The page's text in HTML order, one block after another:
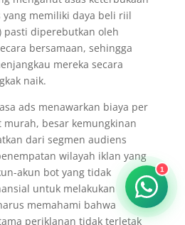
memiliki daya beli riil
pasti diperebutkan oleh
bersamaan, sehingga
mereka secara
naik.
ads menawarkan biaya per
murah, besar kemungkinan
dari segmen audiens
wilayah iklan yang
akun bot yang tidak
untuk melakukan
memahami bahwa
periklanan tidak terletak
1